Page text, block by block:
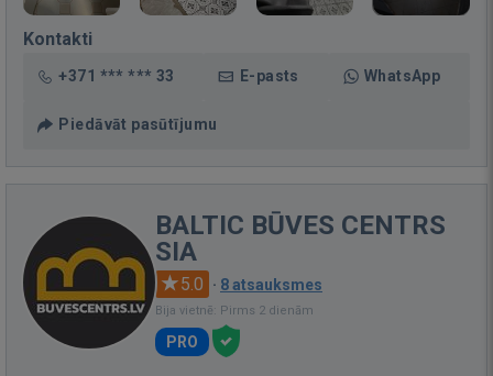
Kontakti
+371 *** *** 33 E-pasts WhatsApp
Piedāvāt pasūtījumu
BALTIC BŪVES CENTRS
SIA
5.0 · 8 atsauksmes
Bija vietnē: Pirms 2 dienām
PRO